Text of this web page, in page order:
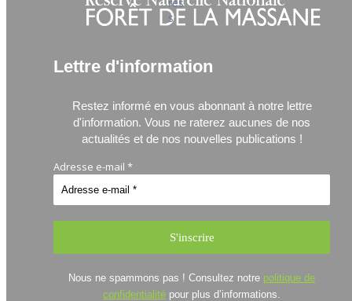
Lettre d'information
Restez informé en vous abonnant à notre lettre
d'information. Vous ne raterez aucunes de nos
actualités et de nos nouvelles publications !
Adresse e-mail *
Nous ne spammons pas ! Consultez notre politique de
confidentialité pour plus d’informations.